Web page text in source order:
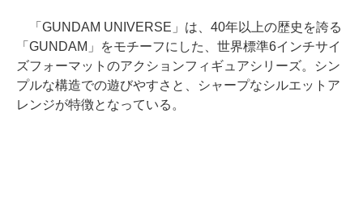
「GUNDAM UNIVERSE」は、40年以上の歴史を誇る
「GUNDAM」をモチーフにした、世界標準6インチサイ
ズフォーマットのアクションフィギュアシリーズ。シン
プルな構造での遊びやすさと、シャープなシルエットア
レンジが特徴となっている。